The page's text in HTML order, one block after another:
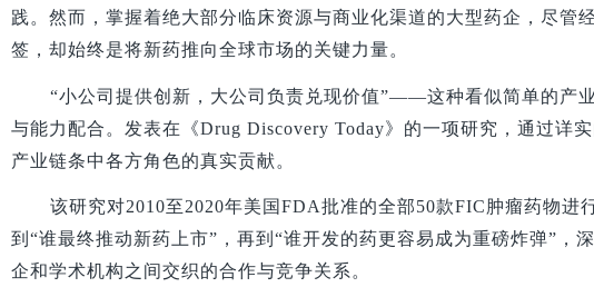
践。然而，掌握着绝大部分临床资源与商业化渠道的大型药企，尽管
签，却始终是将新药推向全球市场的关键力量。
“小公司提供创新，大公司负责兑现价值”——这种看似简单的产
与能力配合。发表在《Drug Discovery Today》的一项研究，通过详
产业链条中各方角色的真实贡献。
该研究对2010至2020年美国FDA批准的全部50款FIC肿瘤药物进
到“谁最终推动新药上市”，再到“谁开发的药更容易成为重磅炸弹”，
企和学术机构之间交织的合作与竞争关系。